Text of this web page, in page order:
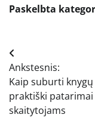
Paskelbta
Navigacija
tarp
įrašų
Ankstesnis:
Kaip suburti
praktiški patarimai
skaitytojams